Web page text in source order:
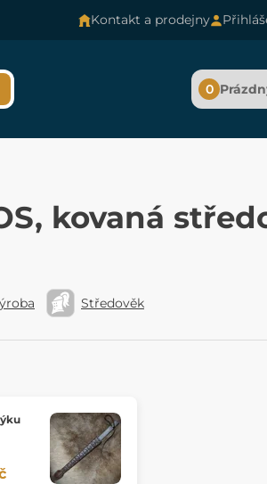
Kontakt a prodejny
0
kovaná
Středověk